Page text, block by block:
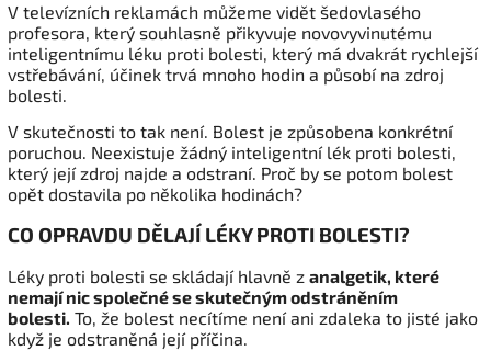
V televízních reklamách můžeme vidět šedovlasého
profesora, který souhlasně přikyvuje novovyvinutému
inteligentnímu léku proti bolesti, který má dvakrát rychlejší
vstřebávání, účinek trvá mnoho hodin a působí na zdroj
bolesti.
V skutečnosti to tak není. Bolest je způsobena konkrétní
poruchou. Neexistuje žádný inteligentní lék proti bolesti,
který její zdroj najde a odstraní. Proč by se potom bolest
opět dostavila po několika hodinách?
CO OPRAVDU DĚLAJÍ LÉKY PROTI BOLESTI?
Léky proti bolesti se skládají hlavně z analgetik, které
nemají nic společné se skutečným odstráněním
bolesti. To, že bolest necítíme není ani zdaleka to jisté jako
když je odstraněná její příčina.